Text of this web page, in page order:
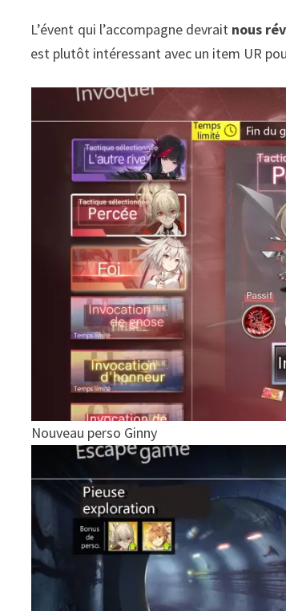
L’évent qui l’accompagne devrait nous
est plutôt intéressant avec un item UR
Nouveau perso Ginny